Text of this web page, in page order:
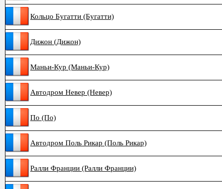
Кольцо Бугатти (Бугатти)
Дижон (Дижон)
Маньи-Кур (Маньи-Кур)
Автодром Невер (Невер)
По (По)
Автодром Поль Рикар (Поль Рикар)
Ралли Франции (Ралли Франции)